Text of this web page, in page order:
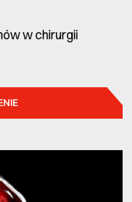
w chirurgii